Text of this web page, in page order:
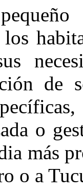
de
o
más
o a